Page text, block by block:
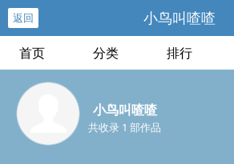
返回 小鸟叫喳喳
首页 分类 排行
小鸟叫喳喳
共收录 1 部作品